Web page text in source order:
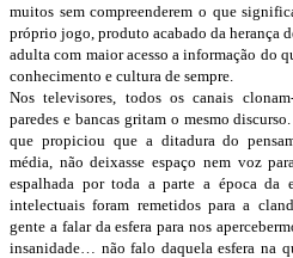
muitos sem compreenderem o que
próprio jogo, produto acabado da herança
adulta com maior acesso a informação do
conhecimento e cultura de sempre.
Nos televisores, todos os canais
paredes e bancas gritam o mesmo
que propiciou que a ditadura do
média, não deixasse espaço nem voz
espalhada por toda a parte a época da
intelectuais foram remetidos para a
gente a falar da esfera para nos
insanidade… não falo daquela esfera na